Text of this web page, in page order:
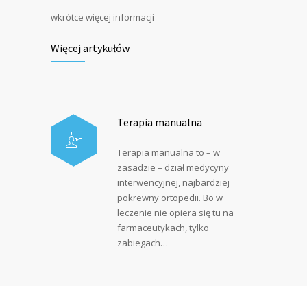
wkrótce więcej informacji
Więcej artykułów
Terapia manualna
Terapia manualna to – w
zasadzie – dział medycyny
interwencyjnej, najbardziej
pokrewny ortopedii. Bo w
leczenie nie opiera się tu na
farmaceutykach, tylko
zabiegach…